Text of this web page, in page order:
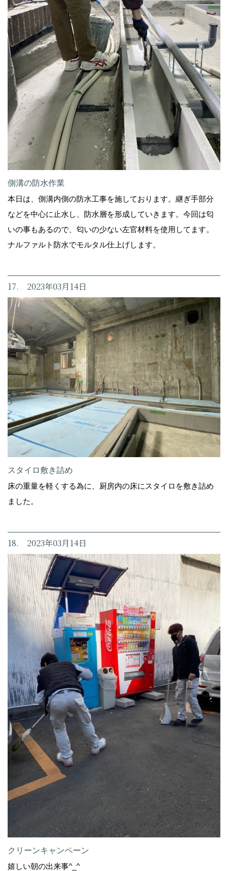
側溝の防水作業
本日は、側溝内側の防水工事を施しております。継ぎ手部分
などを中心に止水し、防水層を形成していきます。今回は匂
いの事もあるので、匂いの少ない左官材料を使用してます。
ナルファルト防水でモルタル仕上げします。
17. 2023年03月14日
スタイロ敷き詰め
床の重量を軽くする為に、厨房内の床にスタイロを敷き詰め
ました。
18. 2023年03月14日
クリーンキャンペーン
嬉しい朝の出来事^_^